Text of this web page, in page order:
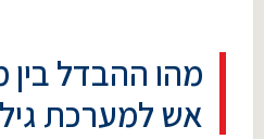
מהו ההבדל בין
אש למערכת